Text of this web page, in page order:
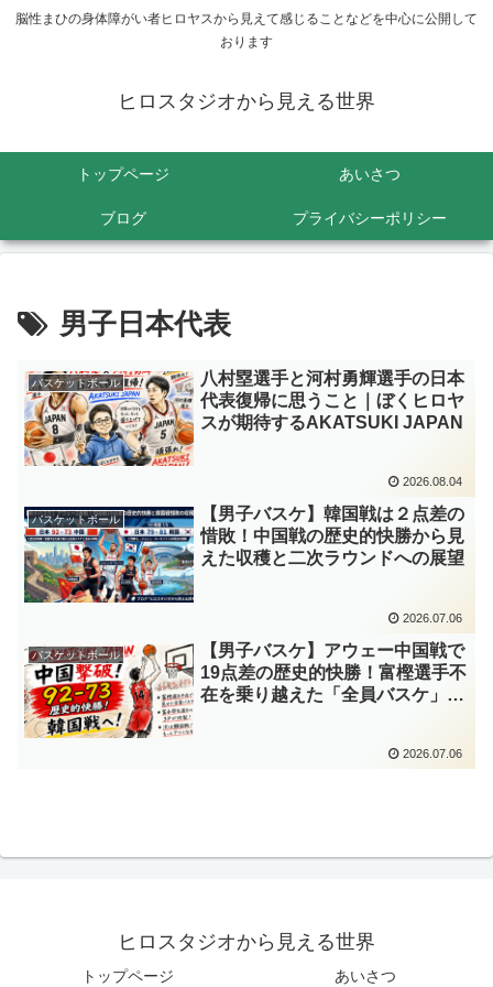
脳性まひの身体障がい者ヒロヤスから見えて感じることなどを中心に公開して
おります
ヒロスタジオから見える世界
トップページ あいさつ
ブログ プライバシーポリシー
男子日本代表
バスケットボール
八村塁選手と河村勇輝選手の日本
代表復帰に思うこと｜ぼくヒロヤ
スが期待するAKATSUKI JAPAN
2026.08.04
バスケットボール
【男子バスケ】韓国戦は２点差の
惜敗！中国戦の歴史的快勝から見
えた収穫と二次ラウンドへの展望
2026.07.06
バスケットボール
【男子バスケ】アウェー中国戦で
19点差の歴史的快勝！富樫選手不
在を乗り越えた「全員バスケ」と
2026.07.06
ヒロスタジオから見える世界
トップページ あいさつ